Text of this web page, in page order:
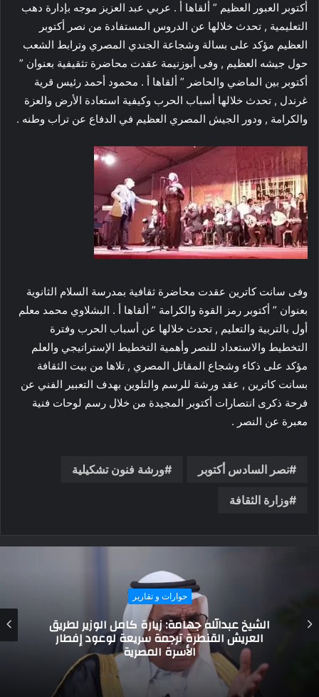
أكتوبر العبور العظيم ” ألقاها أ . عربي عبد العزيز موجه بإدارة دهب
التعليمية , تحدث خلالها عن الدروس المستفادة من نصر أكتوبر
العظيم مؤكد على بسالة وشجاعة الجندي المصري وترابط الشعب
حول جيشه العظيم , وفى أبوزنيمة عقدت محاضرة تثقيفية بعنوان ”
أكتوبر بين الماضي والحاضر ” ألقاها أ . محمود أحمد رئيس قرية
غرندل , تحدث خلالها أسباب الحرب وكيفية استعادة الأرض والعزة
والكرامة , ودور الجيش المصري العظيم في الدفاع عن تراب وطنه .
وفى سانت كاترين عقدت محاضرة ثقافية بمدرسة السلام الثانوية
بعنوان ” أكتوبر رمز القوة والكرامة ” ألقاها أ . البشلاوي محمد معلم
أول بالتربية والتعليم , تحدث خلالها عن أسباب الحرب وفترة
التخطيط والاستعداد للنصر وأهمية التخطيط الإستراتيجي والعلم
مؤكد على ذكاء وشجاع المقاتل المصري , تلاها من بيت الثقافة
بسانت كاترين , عقد ورشة للرسم والتلوين بهدف التعبير الفني عن
فرحة ذكرى انتصارات أكتوبر المجيدة من خلال رسم لوحات فنية
معبرة عن النصر .
نصر السادس أكتوبر ورشة فنون تشكيلية
وزارة الثقافة
أهم الاخبار
محافظ جنوب سيناء يستقبل السكرتير العام
الجديد للمحافظة